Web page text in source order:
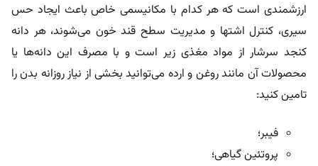
ارزشمندی است که هر کدام با مکانیسمی خاص باعث ایجاد حس
سیری، کنترل اشتها و مدیریت سطح قند خون می‌شوند، هر دانه
کنجد سرشار از مواد مغذی زیر است و با مصرف این دانه‌ها یا
محصولات آن مانند روغن و ارده می‌توانید بخشی از نیاز روزانه بدن را
تامین کنید:
فیبر؛
پروتئین گیاهی؛